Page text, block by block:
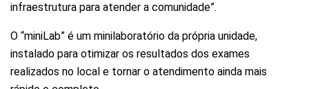
infraestrutura para atender a comunidade”.
O “miniLab” é um minilaboratório da própria unidade,
instalado para otimizar os resultados dos exames
realizados no local e tornar o atendimento ainda mais